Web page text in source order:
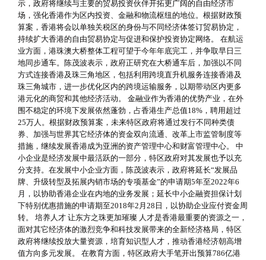
示，政府将继续与主要的贸易投资伙伴开拓更广阔的自由经济市
场，强化香港作为区内投资、金融和物流枢纽的地位。根据财政预
算案，香港将会以单独关税区的身份与不同经济体签订贸易协定，
持续扩大香港的自由贸易协定与促进和保护投资协定网络。 在航运
业方面，港珠澳大桥整体工程可望于今年年底完工，并争取早日三
地同步通车。陈茂波表示，政府正研究在大桥通车后，加强以不同
方式连接香港及珠三角地区，包括利用跨境直升机服务连接香港及
珠三角城市，进一步优化区内的跨境运输服务，以期带动区内更多
港元化的商贸和其他经济活动。 金融业作为香港的优势产业，在外
围不稳定的环境下发展依然蓬勃，占香港生产总值18%，聘用超过
25万人。根据财政预算案，未来特区政府将通过发行不同种类债
券、加强与世界其它经济体的资金双向流通、改革上市监管制度等
措施，继续发展香港成为亚洲的资产管理中心和财富管理中心。 中
小企业是经济发展中最活跃的一部分，特区政府对其发展也予以充
分支持。在发展中小企业方面，陈茂波表示，政府将延长“发展品
牌、升级转型及拓展内销市场的专项基金”的申请期5年至2022年6
月，以协助香港企业在内地的业务发展；延长中小企融资担保计划
下特别优惠措施的申请期至2018年2月28日，以协助企业应付资金周
转。 培养人才 让东方之珠更加璀璨 人才是香港最重要的资源之一，
面对其它经济体的激烈竞争和科技发展带来的全新经济格局，特区
政府将继续投放大量资源，培育知识型人才，推动香港经济朝高增
值方向多元发展。 在教育方面，特区政府大手笔开出预算786亿港